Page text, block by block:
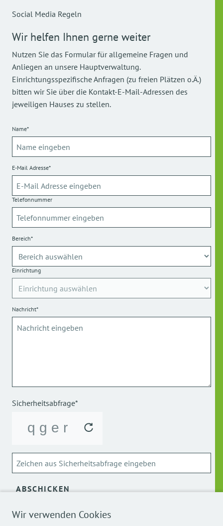
Wir verwenden Cookies
Social Media Regeln
Wir helfen Ihnen gerne weiter
Nutzen Sie das Formular für allgemeine Fragen und
Anliegen an unsere Hauptverwaltung.
Einrichtungsspezifische Anfragen (zu freien Plätzen o.Ä.)
bitten wir Sie über die Kontakt-E-Mail-Adressen des
jeweiligen Hauses zu stellen.
Name*
E-Mail Adresse*
Telefonnummer
Bereich*
Einrichtung
Nachricht*
Sicherheitsabfrage*
ABSCHICKEN
Über die Verarbeitung meiner personenbezogenen Daten